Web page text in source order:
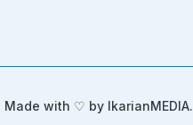
Made with ♡ by IkarianMEDIA.